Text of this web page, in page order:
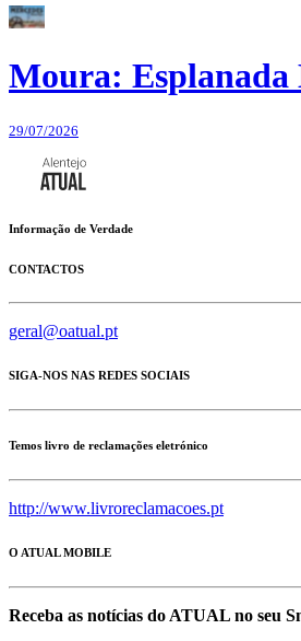
Moura: Esplanada
29/07/2026
Informação de Verdade
CONTACTOS
geral@oatual.pt
SIGA-NOS NAS REDES SOCIAIS
Temos livro de reclamações eletrónico
http://www.livroreclamacoes.pt
O ATUAL MOBILE
Receba as notícias do ATUAL no seu